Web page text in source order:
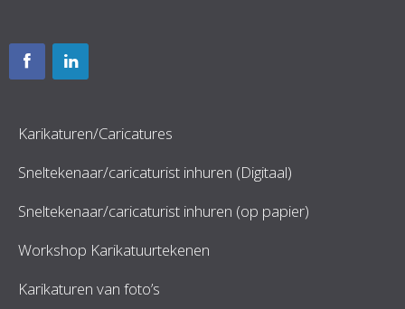
Karikaturen/Caricatures
Sneltekenaar/caricaturist inhuren (Digitaal)
Sneltekenaar/caricaturist inhuren (op papier)
Workshop Karikatuurtekenen
Karikaturen van foto’s